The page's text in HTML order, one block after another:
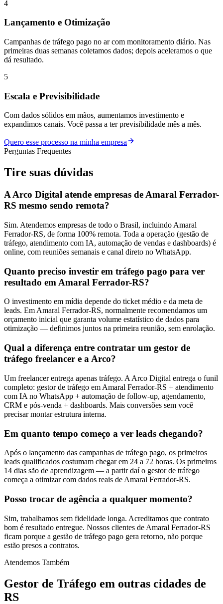
4
Lançamento e Otimização
Campanhas de tráfego pago no ar com monitoramento diário. Nas
primeiras duas semanas coletamos dados; depois aceleramos o que
dá resultado.
5
Escala e Previsibilidade
Com dados sólidos em mãos, aumentamos investimento e
expandimos canais. Você passa a ter previsibilidade mês a mês.
Quero esse processo na minha empresa
Perguntas Frequentes
Tire suas dúvidas
A Arco Digital atende empresas de Amaral Ferrador-
RS mesmo sendo remota?
Sim. Atendemos empresas de todo o Brasil, incluindo Amaral
Ferrador-RS, de forma 100% remota. Toda a operação (gestão de
tráfego, atendimento com IA, automação de vendas e dashboards) é
online, com reuniões semanais e canal direto no WhatsApp.
Quanto preciso investir em tráfego pago para ver
resultado em Amaral Ferrador-RS?
O investimento em mídia depende do ticket médio e da meta de
leads. Em Amaral Ferrador-RS, normalmente recomendamos um
orçamento inicial que garanta volume estatístico de dados para
otimização — definimos juntos na primeira reunião, sem enrolação.
Qual a diferença entre contratar um gestor de
tráfego freelancer e a Arco?
Um freelancer entrega apenas tráfego. A Arco Digital entrega o funil
completo: gestor de tráfego em Amaral Ferrador-RS + atendimento
com IA no WhatsApp + automação de follow-up, agendamento,
CRM e pós-venda + dashboards. Mais conversões sem você
precisar montar estrutura interna.
Em quanto tempo começo a ver leads chegando?
Após o lançamento das campanhas de tráfego pago, os primeiros
leads qualificados costumam chegar em 24 a 72 horas. Os primeiros
14 dias são de aprendizagem — a partir daí o gestor de tráfego
começa a otimizar com dados reais de Amaral Ferrador-RS.
Posso trocar de agência a qualquer momento?
Sim, trabalhamos sem fidelidade longa. Acreditamos que contrato
bom é resultado entregue. Nossos clientes de Amaral Ferrador-RS
ficam porque a gestão de tráfego pago gera retorno, não porque
estão presos a contratos.
Atendemos Também
Gestor de Tráfego em outras cidades de
RS